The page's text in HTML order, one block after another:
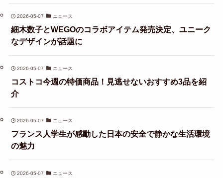
2026-05-07 ニュース
細木数子とWEGOのコラボアイテム発売決定、ユニーク
なデザインが話題に
2026-05-07 ニュース
コストコ今週の特価商品！見逃せないおすすめ3品を紹
介
2026-05-07 ニュース
フランス人学生が感動した日本の安全で静かな生活環境
の魅力
2026-05-07 ニュース